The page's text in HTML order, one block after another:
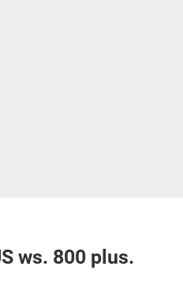
ws. 800 plus.